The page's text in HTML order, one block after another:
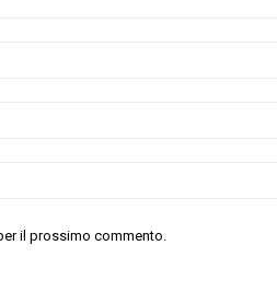
il prossimo commento.